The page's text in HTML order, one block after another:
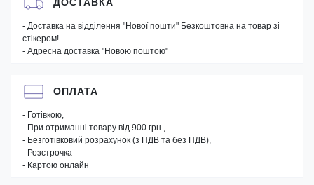
- Доставка на відділення "Нової пошти" Безкоштовна на товар зі
стікером!
- Адресна доставка "Новою поштою"
ОПЛАТА
- Готівкою,
- При отриманні товару від 900 грн.,
- Безготівковий розрахунок (з ПДВ та без ПДВ),
- Розстрочка
- Картою онлайн